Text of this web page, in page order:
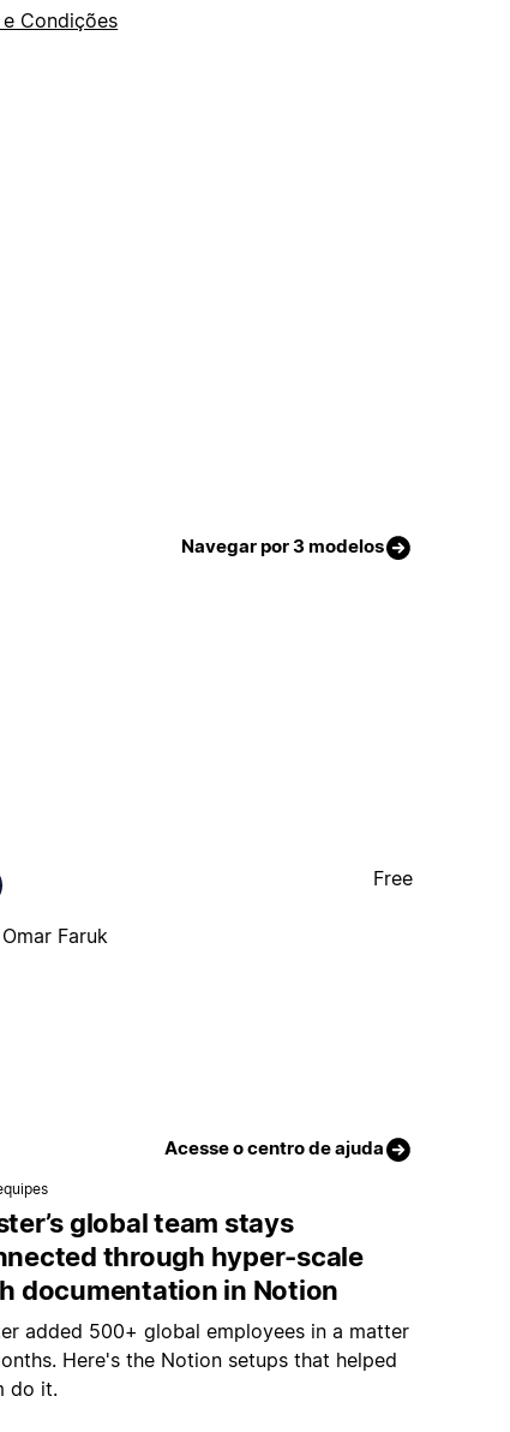
Condições
Navegar por 3 modelos
Omar Faruk
Free
Acesse o centro de ajuda
global team stays
through hyper-scale
documentation in Notion
added 500+ global employees in a matter
Here's the Notion setups that helped
do it.